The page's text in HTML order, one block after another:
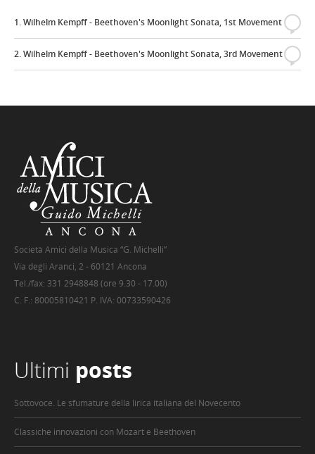
1. Wilhelm Kempff - Beethoven's Moonlight Sonata, 1st Movement
{
2. Wilhelm Kempff - Beethoven's Moonlight Sonata, 3rd Movement
{
Società Amici della Musica “G. Michelli”
Via degli Aranci, 2 - 60121 Ancona
Tel./fax: 331 2948848 (ore 9.30 - 17.00)
C. F.: 80005810421 P. IVA: 00733590426
Ultimi posts
Sottovoce. Le sfumature della lirica italiana del Novecento
Classiche innovazioni con Mozart e Beethoven